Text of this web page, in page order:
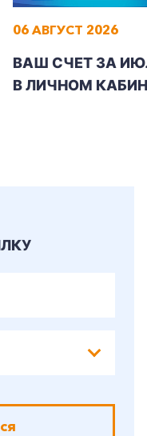
06 АВГУСТ 2026
ВАШ СЧЕТ ЗА
В ЛИЧНОМ